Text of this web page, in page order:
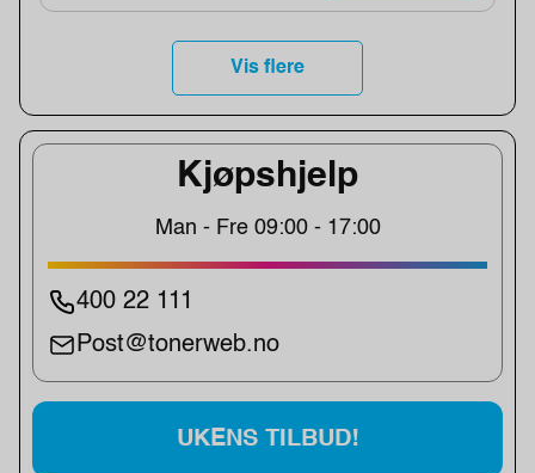
Kjøpshjelp
Man - Fre 09:00 - 17:00
400 22 111
Post@tonerweb.no
UKENS TILBUD!
Vis flere